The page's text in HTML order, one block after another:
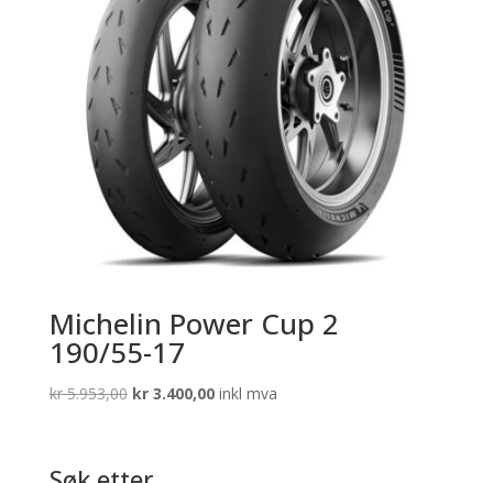
Michelin Power Cup 2
190/55-17
kr5.953,00 Opprinnelig
kr3.400,00Nåværende
inkl mva